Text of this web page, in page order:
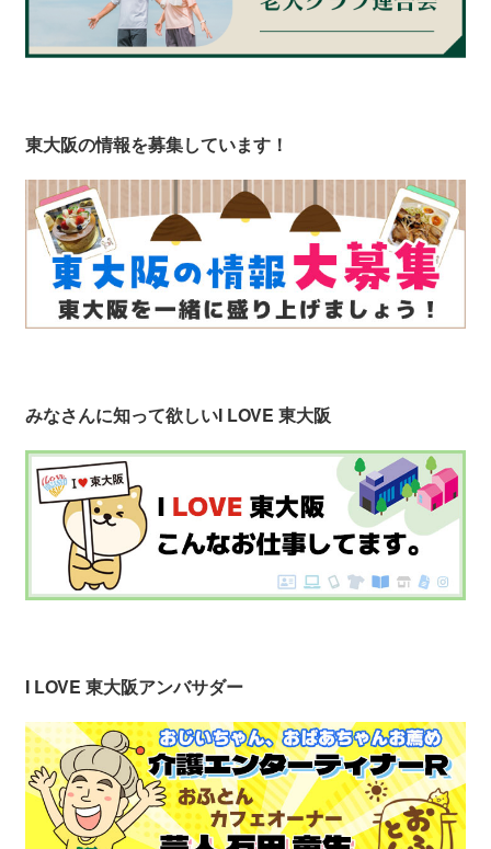
東大阪の情報を募集しています！
みなさんに知って欲しいI LOVE 東大阪
I LOVE 東大阪アンバサダー